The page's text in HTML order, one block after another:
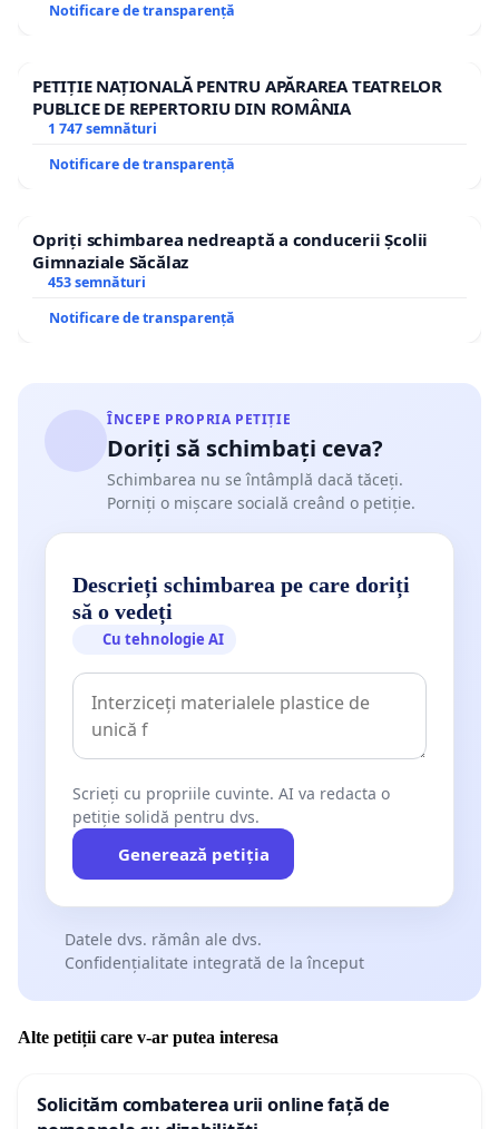
Notificare de transparență
PETIȚIE NAȚIONALĂ PENTRU APĂRAREA TEATRELOR
PUBLICE DE REPERTORIU DIN ROMÂNIA
1 747 semnături
Notificare de transparență
Opriți schimbarea nedreaptă a conducerii Școlii
Gimnaziale Săcălaz
453 semnături
Notificare de transparență
ÎNCEPE PROPRIA PETIȚIE
Doriți să schimbați ceva?
Schimbarea nu se întâmplă dacă tăceți.
Porniți o mișcare socială creând o petiție.
Descrieți schimbarea pe care doriți
să o vedeți
Cu tehnologie AI
Scrieți cu propriile cuvinte. AI va redacta o
petiție solidă pentru dvs.
Generează petiția
Datele dvs. rămân ale dvs.
Confidențialitate integrată de la început
Alte petiții care v-ar putea interesa
Solicităm combaterea urii online față de